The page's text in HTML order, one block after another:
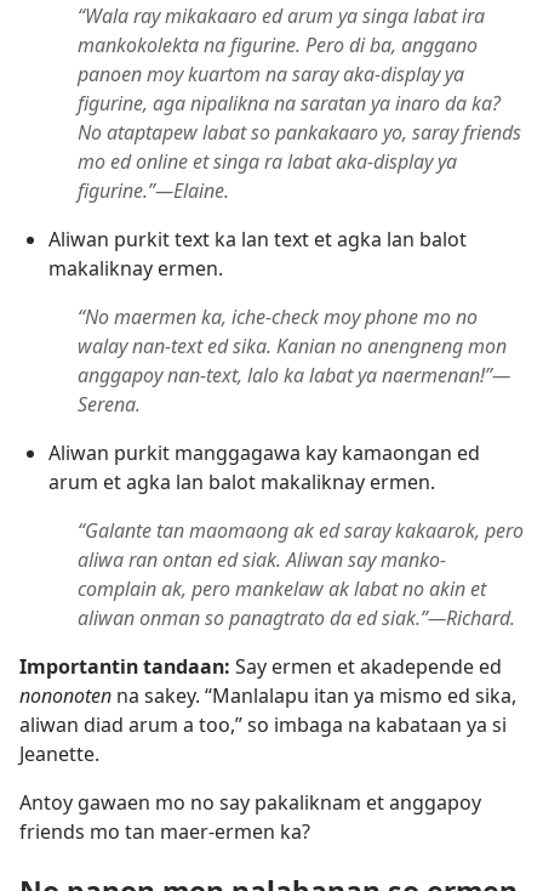
“Wala ray mikakaaro ed arum ya singa labat ira
mankokolekta na figurine. Pero di ba, anggano
panoen moy kuartom na saray aka-display ya
figurine, aga nipalikna na saratan ya inaro da ka?
No ataptapew labat so pankakaaro yo, saray friends
mo ed online et singa ra labat aka-display ya
figurine.”​—Elaine.
Aliwan purkit text ka lan text et agka lan balot
makaliknay ermen.
“No maermen ka, iche-check moy phone mo no
walay nan-text ed sika. Kanian no anengneng mon
anggapoy nan-text, lalo ka labat ya naermenan!”​—
Serena.
Aliwan purkit manggagawa kay kamaongan ed
arum et agka lan balot makaliknay ermen.
“Galante tan maomaong ak ed saray kakaarok, pero
aliwa ran ontan ed siak. Aliwan say manko-
complain ak, pero mankelaw ak labat no akin et
aliwan onman so panagtrato da ed siak.”​—Richard.
Importantin tandaan: Say ermen et akadepende ed
nononoten na sakey. “Manlalapu itan ya mismo ed sika,
aliwan diad arum a too,” so imbaga na kabataan ya si
Jeanette.
Antoy gawaen mo no say pakaliknam et anggapoy
friends mo tan maer-ermen ka?